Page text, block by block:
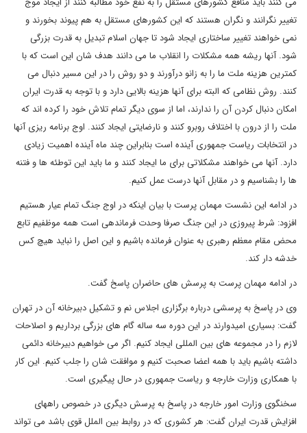
تغییر نگرانند و نگران هستند که این کشورهای مستقل به هم پیوند بخورند و
نمی خواهند تغییر ساختاری ایجاد شود تا جهان اسلام تبدیل به قدرت بزرگی
شود. آنها ریشه همه مشکلات را انقلاب ما می دانند هدف شان این است که با
کمترین هزینه ملت ما را به زانو درآورند و دو روش را در این مسیر دنبال می
کنند. روش نظامی که البته برای آنها هزینه بالایی دارد و با توجه به قدرت ایران
امکان دنبال کردن آن را ندارند، اما از سوی دیگر تمام تلاش خود را کرده اند که
ملت را از درون با اختلاف روبرو کنند و نارضایتی ایجاد کنند. اوج برنامه ریزی آنها
در انتخابات ریاست جمهوری آینده است بنابراین چند ماه آینده اهمیت زیادی
دارد. آنها می خواهند مشکلاتی برای ما ایجاد کنند و ما باید این توطئه ها و فتنه
ها را بشناسیم و در مقابل آنها درست عمل کنیم.
در ادامه این نشست مهمان پرست با بیان اینکه در اوج جنگ تمام عیار هستیم
افزود: شرط پیروزی در این جنگ صرفا وحدت فرماندهی است همه موظفیم تابع
محض مقام معظم رهبری به عنوان فرمانده باشیم و این اصل را نباید هیچ کس
خدشه دار کند.
در ادامه مهمان پرست به پرسش های حاضران پاسخ گفت.
وی در پاسخ به پرسشی درباره برگزاری اجلاس نم و تشکیل دبیرخانه آن در تهران
گفت: بسیاری امیدوارند در این دوره سه ساله گام های بزرگی برداریم و اصلاحات
لازم را در مجموعه های بین المللی ایجاد کنیم. اگر می خواهیم دبیرخانه دائمی
داشته باشیم باید با همه اعضا صحبت کنیم و موافقت شان را جلب کنیم. این کار
با همکاری وزارت خارجه و ریاست جمهوری در حال پیگیری است.
سخنگوی وزارت امور خارجه در پاسخ به پرسش دیگری در خصوص راههای
افزایش قدرت ایران گفت: هر کشوری که در روابط بین الملل قوی باشد می تواند